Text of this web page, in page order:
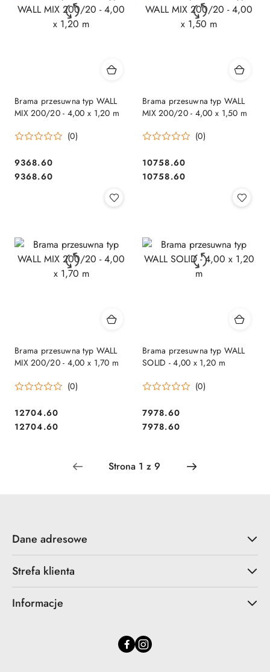
Brama przesuwna typ WALL
MIX 200/20 - 4,00 x 1,20 m
(0)
Cena:
9368.60
Cena:
9368.60
Brama przesuwna typ WALL
MIX 200/20 - 4,00 x 1,50 m
(0)
Cena:
10758.60
Cena:
10758.60
Brama przesuwna typ WALL
MIX 200/20 - 4,00 x 1,70 m
(0)
Cena:
12704.60
Cena:
12704.60
Brama przesuwna typ WALL
SOLID - 4,00 x 1,20 m
(0)
Cena:
7978.60
Cena:
7978.60
Dane adresowe
Strefa klienta
Informacje